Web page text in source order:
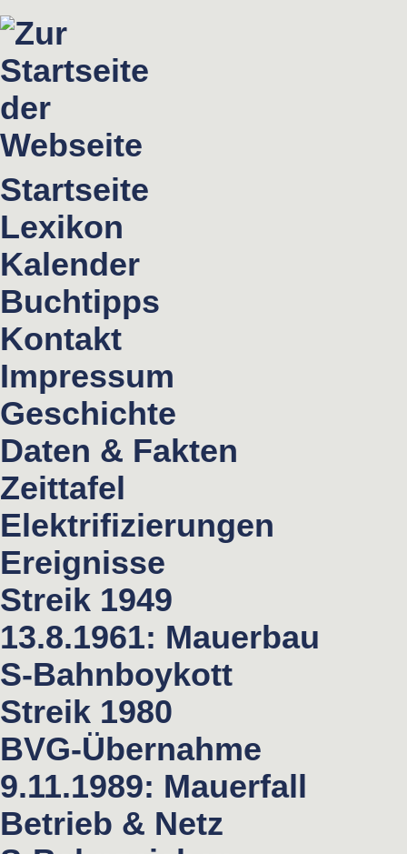
Startseite
Lexikon
Kalender
Buchtipps
Kontakt
Impressum
Geschichte
Daten & Fakten
Zeittafel
Elektrifizierungen
Ereignisse
Streik 1949
13.8.1961: Mauerbau
S-Bahnboykott
Streik 1980
BVG-Übernahme
9.11.1989: Mauerfall
Betrieb & Netz